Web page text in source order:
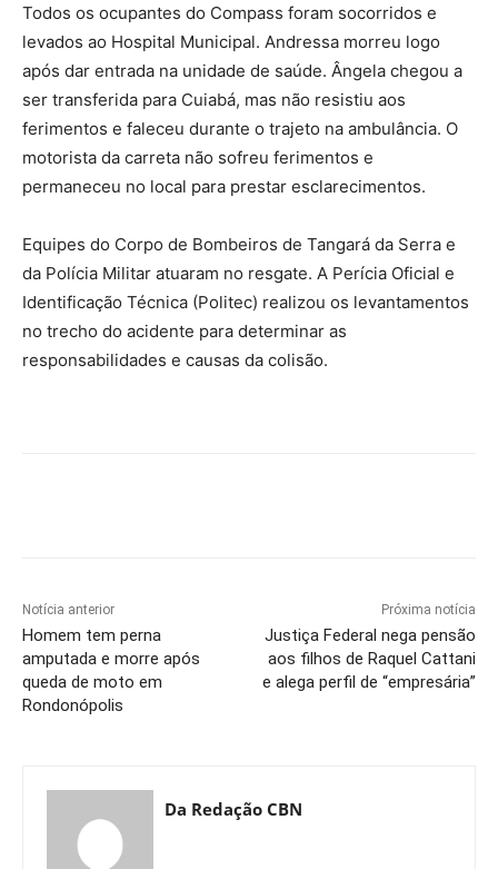
Todos os ocupantes do Compass foram socorridos e
levados ao Hospital Municipal. Andressa morreu logo
após dar entrada na unidade de saúde. Ângela chegou a
ser transferida para Cuiabá, mas não resistiu aos
ferimentos e faleceu durante o trajeto na ambulância. O
motorista da carreta não sofreu ferimentos e
permaneceu no local para prestar esclarecimentos.
Equipes do Corpo de Bombeiros de Tangará da Serra e
da Polícia Militar atuaram no resgate. A Perícia Oficial e
Identificação Técnica (Politec) realizou os levantamentos
no trecho do acidente para determinar as
responsabilidades e causas da colisão.
Notícia anterior
Homem tem perna
amputada e morre após
queda de moto em
Rondonópolis
Próxima notícia
Justiça Federal nega pensão
aos filhos de Raquel Cattani
e alega perfil de “empresária”
Da Redação CBN